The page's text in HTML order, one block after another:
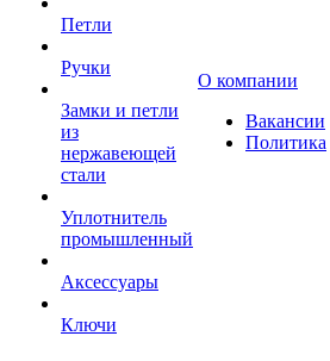
Петли
Ручки
Замки и петли
из
нержавеющей
стали
Уплотнитель
промышленный
Аксессуары
Ключи
О компании
Вакансии
Политика